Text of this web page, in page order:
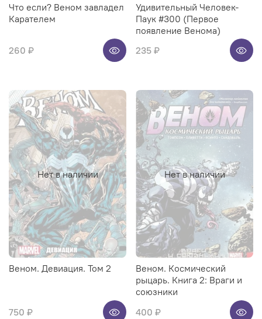
Что если? Веном завладел
Карателем
260 ₽
Удивительный Человек-
Паук #300 (Первое
появление Венома)
235 ₽
Нет в наличии
Веном. Девиация. Том 2
750 ₽
Нет в наличии
Веном. Космический
рыцарь. Книга 2: Враги и
союзники
400 ₽